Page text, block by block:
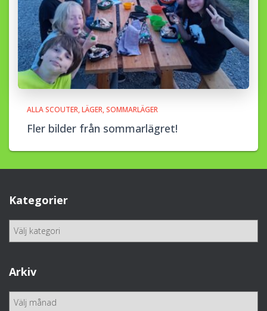
ALLA SCOUTER LÄGER SOMMARLÄGER
Fler bilder från sommarlägret!
Kategorier
g
o
Arkiv
A